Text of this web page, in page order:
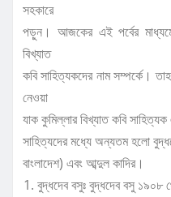
সহকারে
পড়ুন। আজকের এই পর্বের
বিখ্যাত
কবি সাহিত্যকদের নাম সম্পর্কে।
নেওয়া
যাক কুমিল্লার বিখ্যাত কবি
সাহিত্যদের মধ্যে অন্যতম হলো
বাংলাদেশ) এবং আব্দুল কাদির।
বুদ্ধদেব বসুঃ বুদ্ধদেব বসু ১৯০৮